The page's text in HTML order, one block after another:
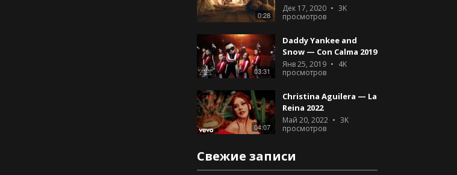
0:28
Дек 17, 2020
3K
просмотров
03:31
Daddy Yankee and
Snow — Con Calma 2019
Янв 25, 2019
4K
просмотров
04:07
Christina Aguilera — La
Reina 2022
Май 20, 2022
3K
просмотров
Свежие записи